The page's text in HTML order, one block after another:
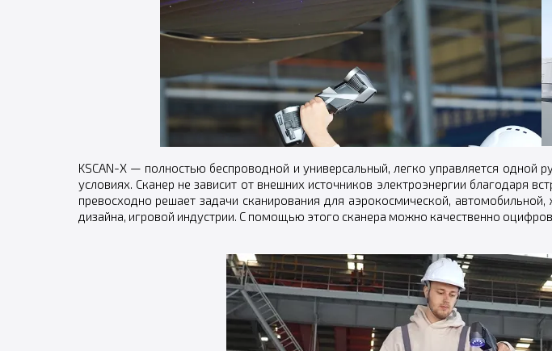
KSCAN-X — полностью беспроводной и универсальный, легко управляется
условиях. Сканер не зависит от внешних источников электроэнергии благодаря
превосходно решает задачи сканирования для аэрокосмической,
дизайна, игровой индустрии. С помощью этого сканера можно качественно